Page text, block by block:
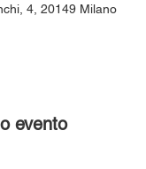
4, 20149 Milano
evento